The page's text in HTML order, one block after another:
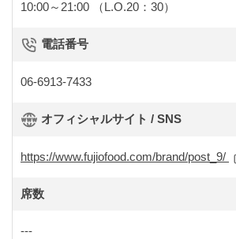
10:00～21:00 （L.O.20：30）
電話番号
06-6913-7433
オフィシャルサイト / SNS
https://www.fujiofood.com/brand/post_9/
席数
---